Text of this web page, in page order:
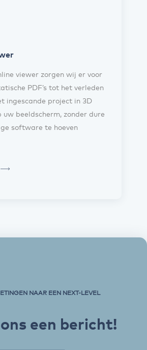
viewer zorgen wij er voor
PDF’s tot het verleden
ingescande project in 3D
uw beeldscherm, zonder dure
software te hoeven
NAAR EEN NEXT-LEVEL
een bericht!